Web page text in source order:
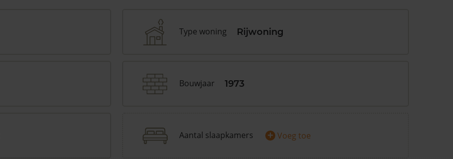
Type woning Rijwoning
Bouwjaar 1973
Aantal slaapkamers + Voeg toe